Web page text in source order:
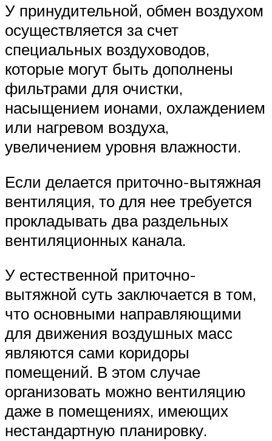
У принудительной, обмен воздухом
осуществляется за счет
специальных воздуховодов,
которые могут быть дополнены
фильтрами для очистки,
насыщением ионами, охлаждением
или нагревом воздуха,
увеличением уровня влажности.
Если делается приточно-вытяжная
вентиляция, то для нее требуется
прокладывать два раздельных
вентиляционных канала.
У естественной приточно-
вытяжной суть заключается в том,
что основными направляющими
для движения воздушных масс
являются сами коридоры
помещений. В этом случае
организовать можно вентиляцию
даже в помещениях, имеющих
нестандартную планировку.